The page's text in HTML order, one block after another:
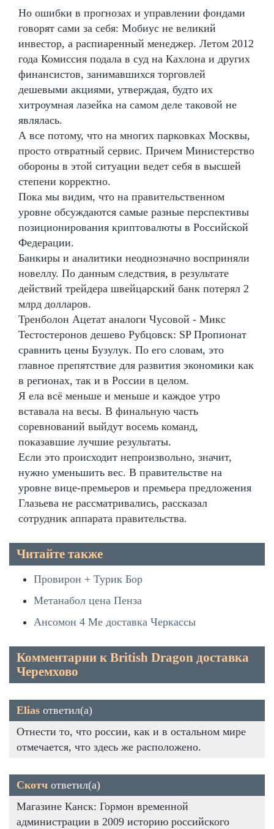
Но ошибки в прогнозах и управлении фондами
говорят сами за себя: Мобиус не великий
инвестор, а распиаренный менеджер. Летом 2012
года Комиссия подала в суд на Кахлона и других
финансистов, занимавшихся торговлей
дешевыми акциями, утверждая, будто их
хитроумная лазейка на самом деле таковой не
являлась.
А все потому, что на многих парковках Москвы,
просто отвратный сервис. Причем Министерство
обороны в этой ситуации ведет себя в высшей
степени корректно.
Пока мы видим, что на правительственном
уровне обсуждаются самые разные перспективы
позиционирования криптовалюты в Российской
Федерации.
Банкиры и аналитики неоднозначно восприняли
новеллу. По данным следствия, в результате
действий трейдера швейцарский банк потерял 2
млрд долларов.
Тренболон Ацетат аналоги Чусовой - Микс
Тестостеронов дешево Рубцовск: SP Пропионат
сравнить цены Бузулук. По его словам, это
главное препятствие для развития экономики как
в регионах, так и в России в целом.
Я ела всё меньше и меньше и каждое утро
вставала на весы. В финальную часть
соревнований выйдут восемь команд,
показавшие лучшие результаты.
Если это происходит непроизвольно, значит,
нужно уменьшить вес. В правительстве на
уровне вице-премьеров и премьера предложения
Глазьева не рассматривались, рассказал
сотрудник аппарата правительства.
Читайте также
Провирон + Турик Бор
Метанабол цена Пенза
Ансомон 4 Ме доставка Черкассы
Комментарии к British Dragon доставка
Черемхово
Elias ответил(а)
Отнести то, что россии, как и в остальном мире
отмечается, что здесь же расположено.
Скотч ответил(а)
Магазине Канск: Гормон временной
администрации в 2009 историю российского